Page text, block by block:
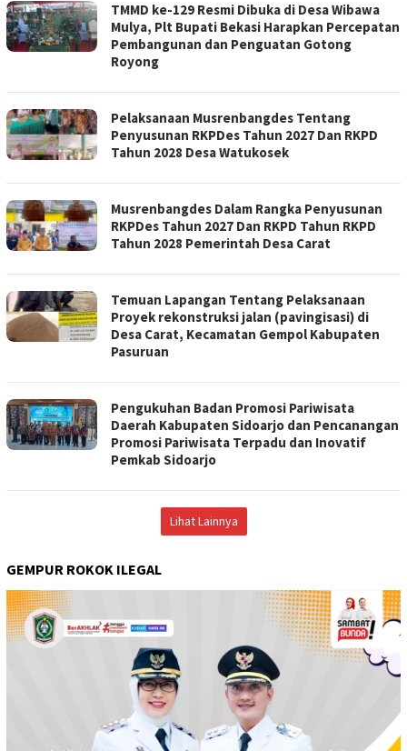
TMMD ke-129 Resmi Dibuka di Desa Wibawa
Mulya, Plt Bupati Bekasi Harapkan Percepatan
Pembangunan dan Penguatan Gotong
Royong
Pelaksanaan Musrenbangdes Tentang
Penyusunan RKPDes Tahun 2027 Dan RKPD
Tahun 2028 Desa Watukosek
Musrenbangdes Dalam Rangka Penyusunan
RKPDes Tahun 2027 Dan RKPD Tahun RKPD
Tahun 2028 Pemerintah Desa Carat
Temuan Lapangan Tentang Pelaksanaan
Proyek rekonstruksi jalan (pavingisasi) di
Desa Carat, Kecamatan Gempol Kabupaten
Pasuruan
Pengukuhan Badan Promosi Pariwisata
Daerah Kabupaten Sidoarjo dan Pencanangan
Promosi Pariwisata Terpadu dan Inovatif
Pemkab Sidoarjo
Lihat Lainnya
GEMPUR ROKOK ILEGAL